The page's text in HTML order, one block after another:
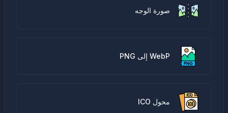
صورة الوجه
WebP إلى PNG
محول ICO